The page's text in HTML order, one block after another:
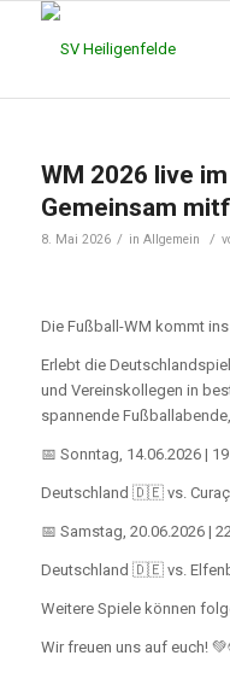
WM 2026 live
Gemeinsam
8. Mai 2026 / in Allgemein /
Die Fußball-WM kommt
Erlebt die
und Vereinskollegen in
spannende
📅 Sonntag, 14.06.2026 |
Deutschland 🇩🇪 vs.
📅 Samstag, 20.06.2026 |
Deutschland 🇩🇪 vs.
Weitere Spiele können
Wir freuen uns auf euch!